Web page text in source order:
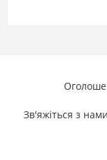
Зв'яжіться з нами